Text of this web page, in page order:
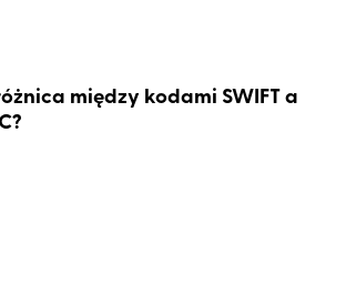
między kodami SWIFT a